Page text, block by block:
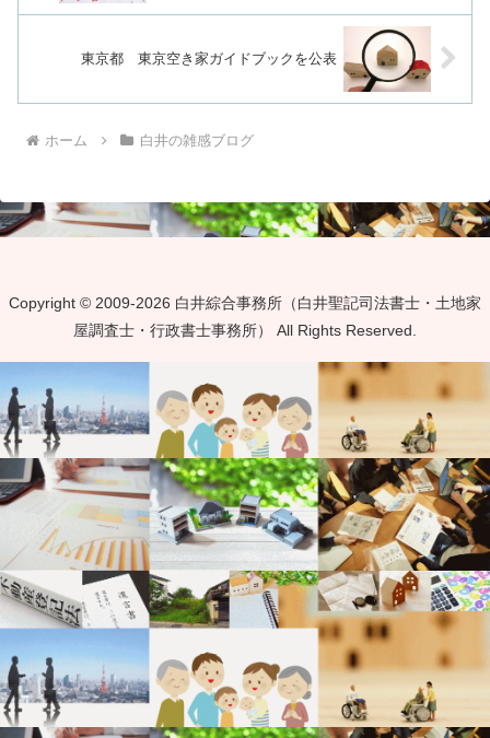
東京都 東京空き家ガイドブックを公表
ホーム 白井の雑感ブログ
Copyright © 2009-2026 白井綜合事務所（白井聖記司法書士・土地家
屋調査士・行政書士事務所） All Rights Reserved.